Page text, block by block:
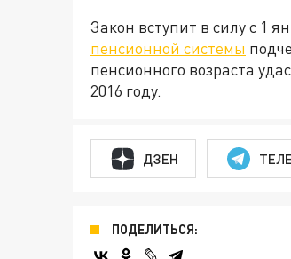
Закон вступит в силу с 1
пенсионной системы
пенсионного возраста
2016 году.
ДЗЕН
ПОДЕЛИТЬСЯ: